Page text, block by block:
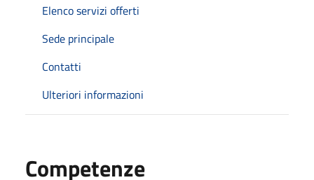
Elenco servizi offerti
Sede principale
Contatti
Ulteriori informazioni
Competenze